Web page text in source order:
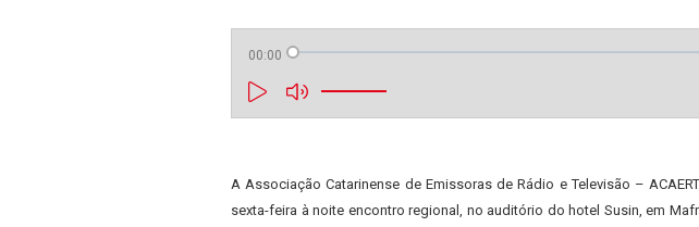
00:00
A Associação Catarinense de Emissoras de Rádio e Televisão –
sexta-feira à noite encontro regional, no auditório do hotel Susin, em